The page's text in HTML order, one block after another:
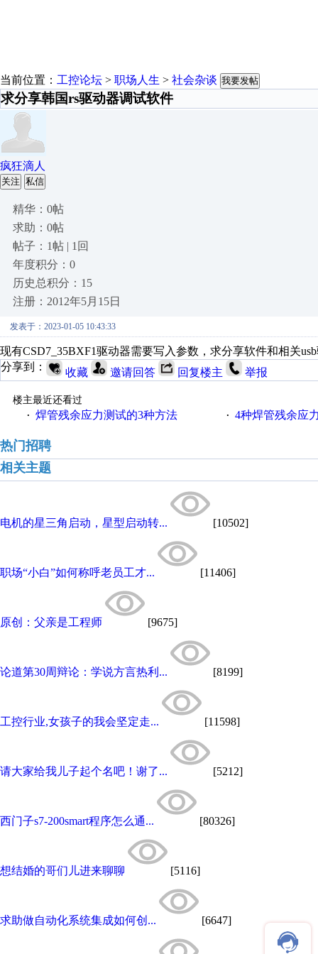
当前位置： 工控论坛 > 职场人生 > 社会杂谈 我要发帖
求分享韩国rs驱动器调试软件
疯狂滴人
关注 私信
精华：0帖
求助：0帖
帖子：1帖 | 1回
年度积分：0
历史总积分：15
注册：2012年5月15日
发表于：2023-01-05 10:43:33
现有CSD7_35BXF1驱动器需要写入参数，求分享软件和相关
分享到：
收藏 邀请回答 回复楼主 举报
楼主最近还看过
· 焊管残余应力测试的3种方法 · 4种焊管残余应
热门招聘
相关主题
电机的星三角启动，星型启动转... [10502]
职场“小白”如何称呼老员工才... [11406]
原创：父亲是工程师 [9675]
论道第30周辩论：学说方言热利... [8199]
工控行业,女孩子的我会坚定走... [11598]
请大家给我儿子起个名吧！谢了... [5212]
西门子s7-200smart程序怎么通... [80326]
想结婚的哥们儿进来聊聊 [5116]
求助做自动化系统集成如何创... [6647]